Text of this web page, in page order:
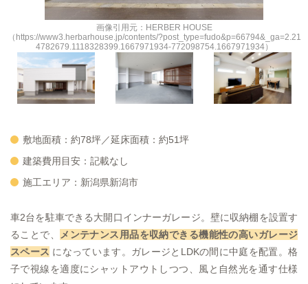
画像引用元：HERBER HOUSE
（https://www3.herbarhouse.jp/contents/?post_type=fudo&p=66794&_ga=2.21
4782679.1118328399.1667971934-772098754.1667971934）
敷地面積：約78坪／延床面積：約51坪
建築費用目安：記載なし
施工エリア：新潟県新潟市
車2台を駐車できる大開口インナーガレージ。壁に収納棚を設置す
ることで、
メンテナンス用品を収納できる機能性の高いガレージ
スペース になっています。ガレージとLDKの間に中庭を配置。格
子で視線を適度にシャットアウトしつつ、風と自然光を通す仕様